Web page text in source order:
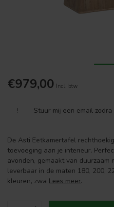
€979,00 Incl. btw
! Stuur mij een email
De Asti Eetkamertafel
toevoeging aan je interieur.
avonden, gemaakt van duurzaam
leverbaar in de maten 180, 200,
kleuren, zwa Lees meer.